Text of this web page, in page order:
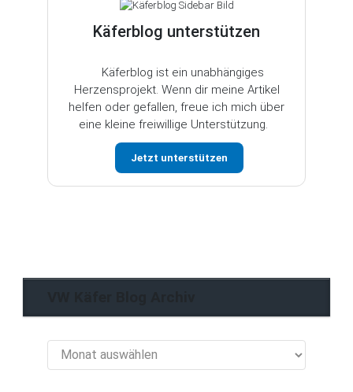
Käferblog unterstützen
Käferblog ist ein unabhängiges
Herzensprojekt. Wenn dir meine Artikel
helfen oder gefallen, freue ich mich über
eine kleine freiwillige Unterstützung.
Jetzt unterstützen
Käfer